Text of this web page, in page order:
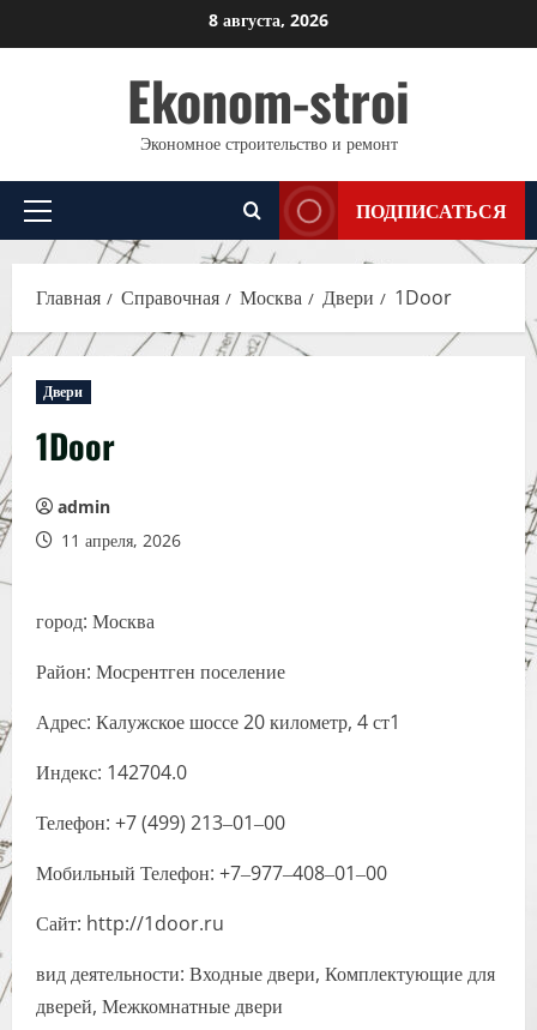
к
8 августа, 2026
Ekonom-stroi
Экономное строительство и ремонт
Основное
меню
ПОДПИСАТЬСЯ
Главная Справочная Москва Двери 1Door
Двери
1Door
admin
11 апреля, 2026
город: Москва
Район: Мосрентген поселение
Адрес: Калужское шоссе 20 километр, 4 ст1
Индекс: 142704.0
Телефон: +7 (499) 213‒01‒00
Мобильный Телефон: +7‒977‒408‒01‒00
Сайт: http://1door.ru
вид деятельности: Входные двери, Комплектующие для
дверей, Межкомнатные двери